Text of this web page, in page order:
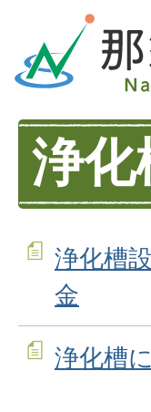
浄化
浄化槽
金
浄化槽